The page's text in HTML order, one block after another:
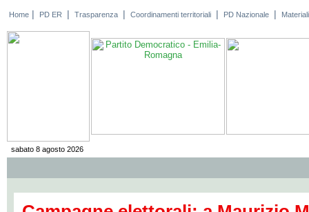
Home | PD ER | Trasparenza | Coordinamenti territoriali | PD Nazionale | Materiali
sabato 8 agosto 2026